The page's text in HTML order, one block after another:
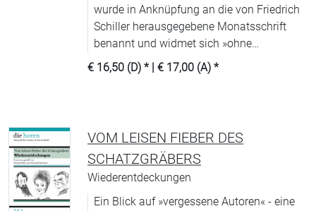
wurde in Anknüpfung an die von Friedrich
Schiller herausgegebene Monatsschrift
benannt und widmet sich »ohne
Scheuklappen und unabhängig von
Moden« (WDR) allen Aspekten
€ 16,50 (D) * | € 17,00 (A) *
VOM LEISEN FIEBER DES
SCHATZGRÄBERS
Wiederentdeckungen
Ein Blick auf »vergessene Autoren« - eine